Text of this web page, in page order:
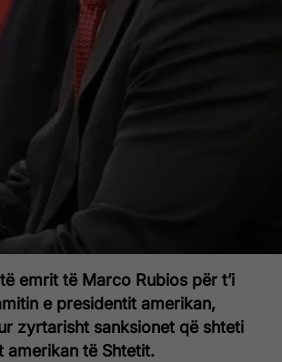
emrit të Marco Rubios për t’i
e presidentit amerikan,
zyrtarisht sanksionet që shteti
amerikan të Shtetit.